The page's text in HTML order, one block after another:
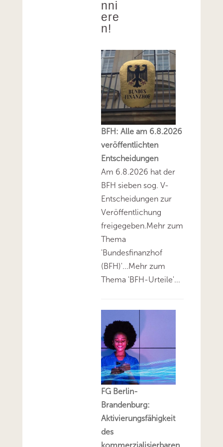
nni
ere
n!
BFH: Alle am 6.8.2026
veröffentlichten
Entscheidungen
Am 6.8.2026 hat der
BFH sieben sog. V-
Entscheidungen zur
Veröffentlichung
freigegeben.Mehr zum
Thema
'Bundesfinanzhof
(BFH)'...Mehr zum
Thema 'BFH-Urteile'...
FG Berlin-
Brandenburg:
Aktivierungsfähigkeit
des